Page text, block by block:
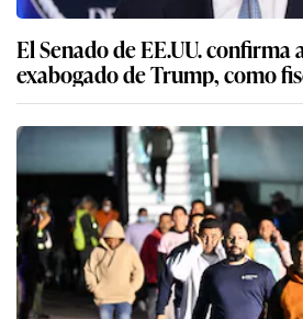
El Senado de EE.UU. confirma
exabogado de Trump, como